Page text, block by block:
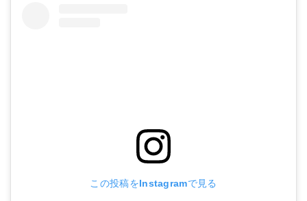
この投稿をInstagramで見る